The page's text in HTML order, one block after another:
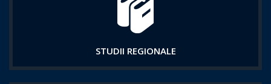
STUDII REGIONALE